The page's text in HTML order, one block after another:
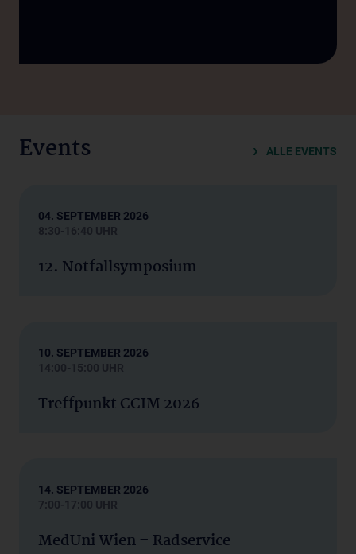
Events ALLE EVENTS
04. SEPTEMBER 2026
8:30-16:40 UHR
12. Notfallsymposium
10. SEPTEMBER 2026
14:00-15:00 UHR
Treffpunkt CCIM 2026
14. SEPTEMBER 2026
7:00-17:00 UHR
MedUni Wien – Radservice